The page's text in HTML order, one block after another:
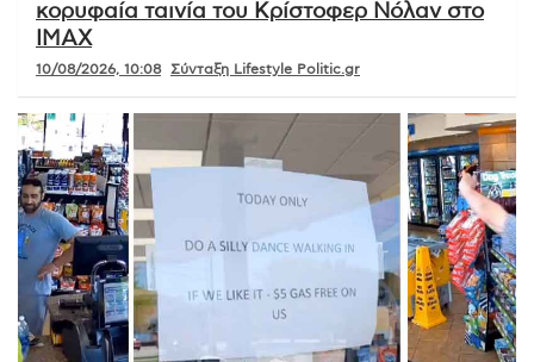
κορυφαία ταινία του Κρίστοφερ Νόλαν στο
IMAX
10/08/2026, 10:08 Σύνταξη Lifestyle Politic.gr